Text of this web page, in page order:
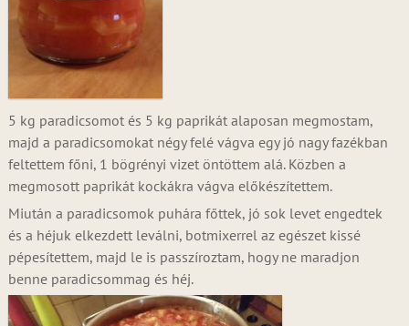
5 kg paradicsomot és 5 kg paprikát alaposan megmostam,
majd a paradicsomokat négy felé vágva egy jó nagy fazékban
feltettem főni, 1 bögrényi vizet öntöttem alá. Közben a
megmosott paprikát kockákra vágva előkészítettem.
Miután a paradicsomok puhára főttek, jó sok levet engedtek
és a héjuk elkezdett leválni, botmixerrel az egészet kissé
pépesítettem, majd le is passzíroztam, hogy ne maradjon
benne paradicsommag és héj.